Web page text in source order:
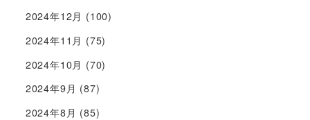
2024年12月 (100)
2024年11月 (75)
2024年10月 (70)
2024年9月 (87)
2024年8月 (85)